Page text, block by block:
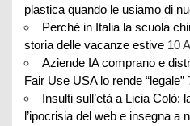
plastica quando le usiamo di
Perché in Italia la scuola
storia delle vacanze estive 10
Aziende IA comprano e
Fair Use USA lo rende “legale”
Insulti sull’età a Licia Colò:
l’ipocrisia del web e insegna a